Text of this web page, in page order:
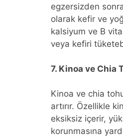
egzersizden
olarak kefir ve
kalsiyum ve B
veya kefiri
7. Kinoa ve Chia
Kinoa ve chia
artırır. Özellikle
eksiksiz içerir,
korunmasına